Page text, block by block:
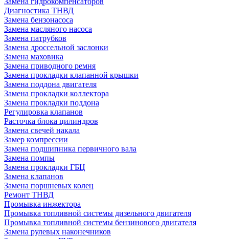
Диагностика ТНВД
Замена бензонасоса
Замена масляного насоса
Замена патрубков
Замена дроссельной заслонки
Замена маховика
Замена приводного ремня
Замена прокладки клапанной крышки
Замена поддона двигателя
Замена прокладки коллектора
Замена прокладки поддона
Регулировка клапанов
Расточка блока цилиндров
Замена свечей накала
Замер компрессии
Замена подшипника первичного вала
Замена помпы
Замена прокладки ГБЦ
Замена клапанов
Замена поршневых колец
Ремонт ТНВД
Промывка инжектора
Промывка топливной системы дизельного двигателя
Промывка топливной системы бензинового двигателя
Замена рулевых наконечников